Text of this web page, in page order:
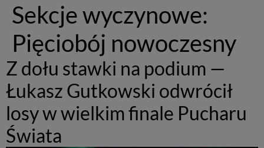
Sekcje wyczynowe:
Pięciobój nowoczesny
Z dołu stawki na podium —
Łukasz Gutkowski odwrócił
losy w wielkim finale Pucharu
Świata